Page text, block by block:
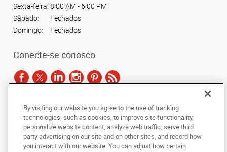
Sexta-feira: 8:00 AM - 6:00 PM
Sábado:
Fechados
Domingo:
Fechados
Conecte-se conosco
De acordo com as leis de direitos autorais, esta documentação não pode ser
copiada, fotocopiada, reproduzida, traduzida ou reduzida a qualquer meio
eletrônico ou forma legível por máquina, no todo ou em parte, sem o
consentimento prévio por escrito da AlphaGraphics Brasil.
By visiting our website you agree to the use of tracking
technologies, such as cookies, to improve site functionality,
personalize website content, analyze web traffic, serve third
party advertising on our site and on other sites, and record how
you interact with our website. You can adjust how certain